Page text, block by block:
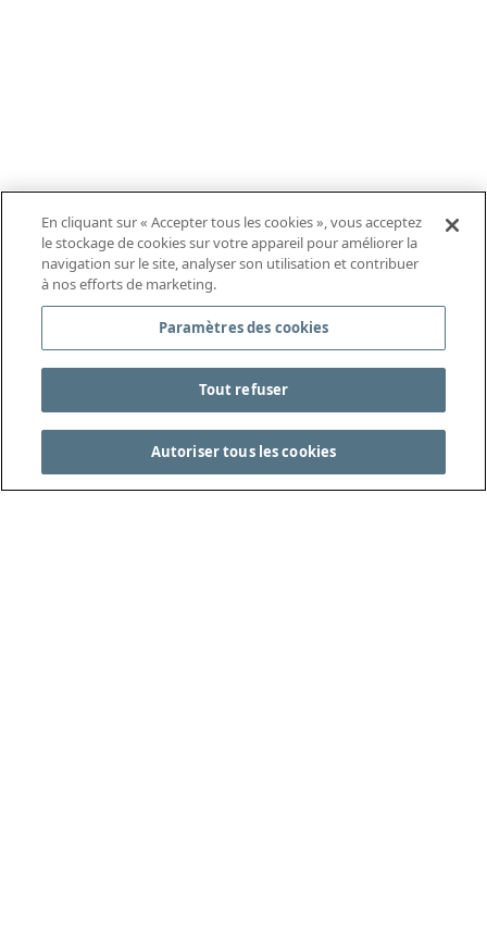
En cliquant sur « Accepter tous les cookies », vous acceptez
le stockage de cookies sur votre appareil pour améliorer la
navigation sur le site, analyser son utilisation et contribuer
à nos efforts de marketing.
Paramètres des cookies
Tout refuser
Autoriser tous les cookies